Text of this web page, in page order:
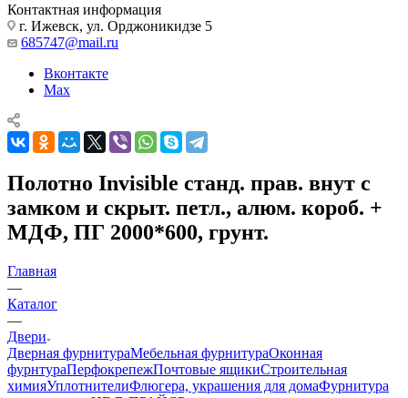
Контактная информация
г. Ижевск, ул. Орджоникидзе 5
685747@mail.ru
Вконтакте
Max
Полотно Invisible станд. прав. внут с
замком и скрыт. петл., алюм. короб. +
МДФ, ПГ 2000*600, грунт.
Главная
—
Каталог
—
Двери
Дверная фурнитураМебельная фурнитураОконная
фурнтураПерфокрепежПочтовые ящикиСтроительная
химияУплотнителиФлюгера, украшения для домаФурнитура